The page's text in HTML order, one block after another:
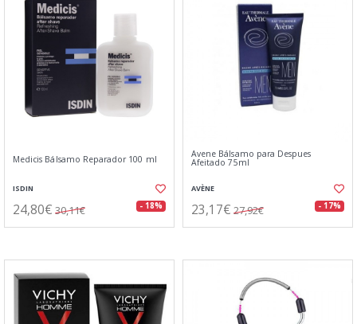
Medicis Bálsamo Reparador 100 ml
ISDIN
24,80€ 30,11€ - 18%
Avene Bálsamo para Despues
Afeitado 75ml
AVÈNE
23,17€ 27,92€ - 17%